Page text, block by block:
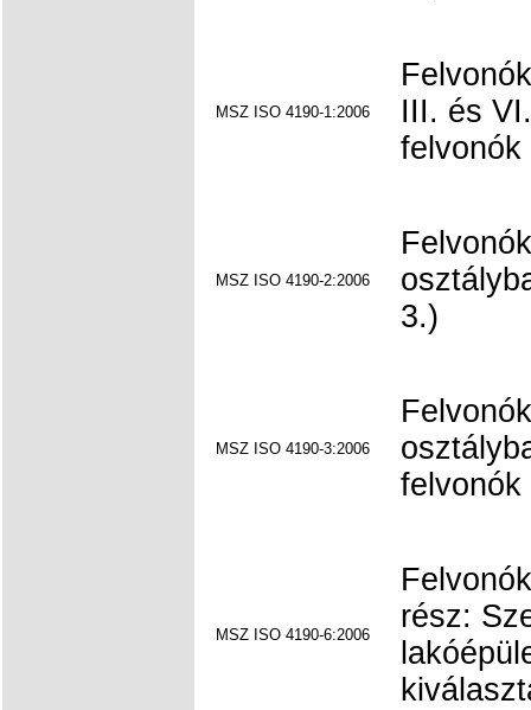
MSZ ISO 4190-1:2006
III. és
felvonók
MSZ ISO 4190-2:2006
3.)
MSZ ISO 4190-3:2006
felvonók
MSZ ISO 4190-6:2006
rész: